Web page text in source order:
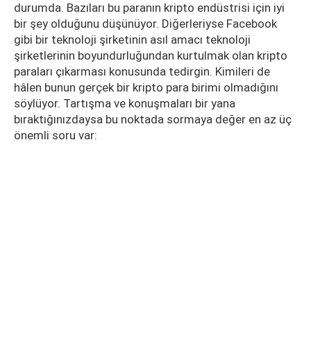
durumda. Bazıları bu paranın kripto endüstrisi için iyi
bir şey olduğunu düşünüyor. Diğerleriyse Facebook
gibi bir teknoloji şirketinin asıl amacı teknoloji
şirketlerinin boyundurluğundan kurtulmak olan kripto
paraları çıkarması konusunda tedirgin. Kimileri de
hâlen bunun gerçek bir kripto para birimi olmadığını
söylüyor. Tartışma ve konuşmaları bir yana
bıraktığınızdaysa bu noktada sormaya değer en az üç
önemli soru var: